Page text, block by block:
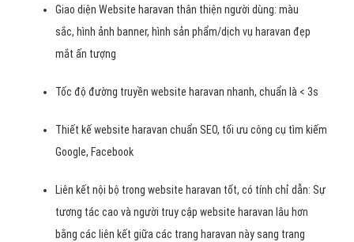
Giao diện Website haravan thân thiện người dùng: màu
sắc, hình ảnh banner, hình sản phẩm/dịch vụ haravan đẹp
mắt ấn tượng
Tốc độ đường truyền website haravan nhanh, chuẩn là < 3s
Thiết kế website haravan chuẩn SEO, tối ưu công cụ tìm kiếm
Google, Facebook
Liên kết nội bộ trong website haravan tốt, có tính chỉ dẫn: Sự
tương tác cao và người truy cập website haravan lâu hơn
bằng các liên kết giữa các trang haravan này sang trang